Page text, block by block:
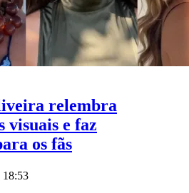
relembra
visuais e faz
os fãs
18:53